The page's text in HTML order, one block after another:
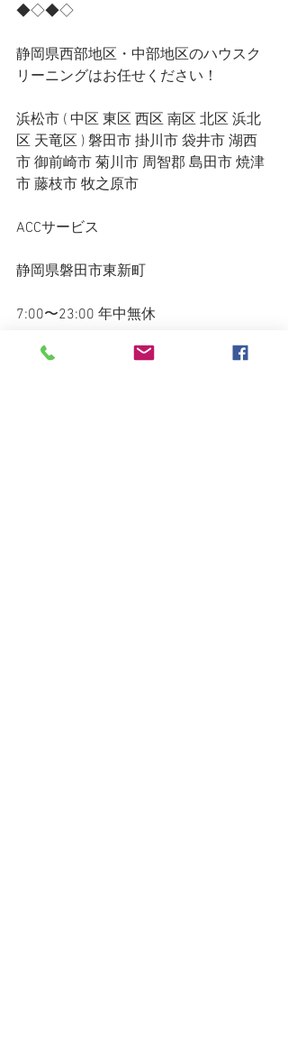
◆◇◆◇
静岡県西部地区・中部地区のハウスク
リーニングはお任せください！
浜松市 ( 中区 東区 西区 南区 北区 浜北
区 天竜区 ) 磐田市 掛川市 袋井市 湖西
市 御前崎市 菊川市 周智郡 島田市 焼津
市 藤枝市 牧之原市
ACCサービス
静岡県磐田市東新町
7:00〜23:00 年中無休
080-1591-5884